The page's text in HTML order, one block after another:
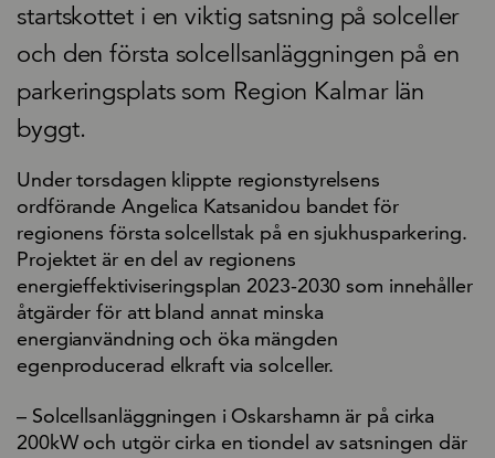
startskottet i en viktig satsning på solceller
och den första solcellsanläggningen på en
parkeringsplats som Region Kalmar län
byggt.
Under torsdagen klippte regionstyrelsens
ordförande Angelica Katsanidou bandet för
regionens första solcellstak på en sjukhusparkering.
Projektet är en del av regionens
energieffektiviseringsplan 2023-2030 som innehåller
åtgärder för att bland annat minska
energianvändning och öka mängden
egenproducerad elkraft via solceller.
– Solcellsanläggningen i Oskarshamn är på cirka
200kW och utgör cirka en tiondel av satsningen där